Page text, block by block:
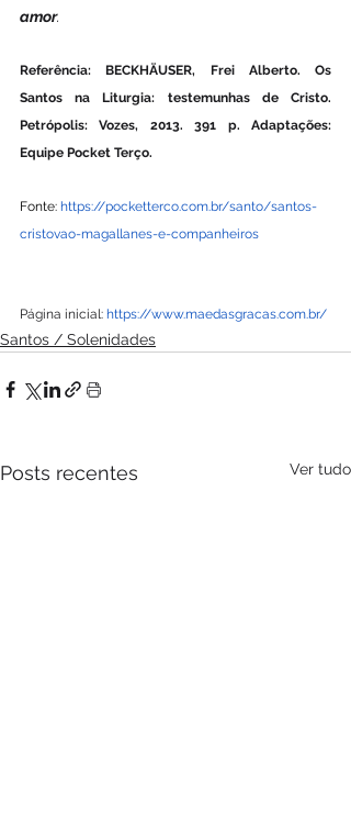
amor.
Referência: BECKHÄUSER, Frei Alberto. Os
Santos na Liturgia: testemunhas de Cristo.
Petrópolis: Vozes, 2013. 391 p. Adaptações:
Equipe Pocket Terço.
Fonte: https://pocketterco.com.br/santo/santos-
cristovao-magallanes-e-companheiros
Página inicial: https://www.maedasgracas.com.br/
Santos / Solenidades
Posts recentes Ver tudo